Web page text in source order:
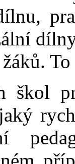
škol